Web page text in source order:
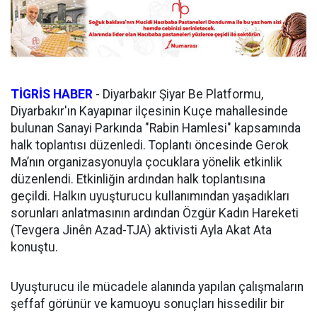
TİGRİS HABER - Diyarbakır Şiyar Be Platformu,
Diyarbakır'ın Kayapınar ilçesinin Kuçe mahallesinde
bulunan Sanayi Parkında "Rabin Hamlesi" kapsamında
halk toplantısı düzenledi. Toplantı öncesinde Gerok
Ma’nın organizasyonuyla çocuklara yönelik etkinlik
düzenlendi. Etkinliğin ardından halk toplantısına
geçildi. Halkın uyuşturucu kullanımından yaşadıkları
sorunları anlatmasının ardından Özgür Kadın Hareketi
(Tevgera Jinên Azad-TJA) aktivisti Ayla Akat Ata
konuştu.
Uyuşturucu ile mücadele alanında yapılan çalışmaların
şeffaf görünür ve kamuoyu sonuçları hissedilir bir